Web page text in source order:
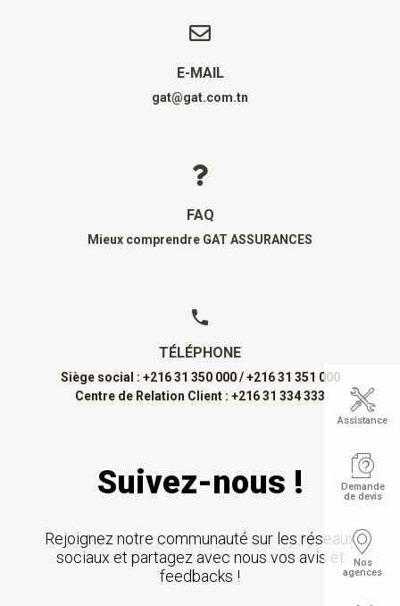
E-MAIL
gat@gat.com.tn
FAQ
Mieux comprendre GAT ASSURANCES
TÉLÉPHONE
Siège social : +216 31 350 000 / +216 31 351 000
Centre de Relation Client : +216 31 334 333
Suivez-nous !
Rejoignez notre communauté sur les réseaux
sociaux et partagez avec nous vos avis et
feedbacks !
Assistance
Demande
de devis
Nos
agences